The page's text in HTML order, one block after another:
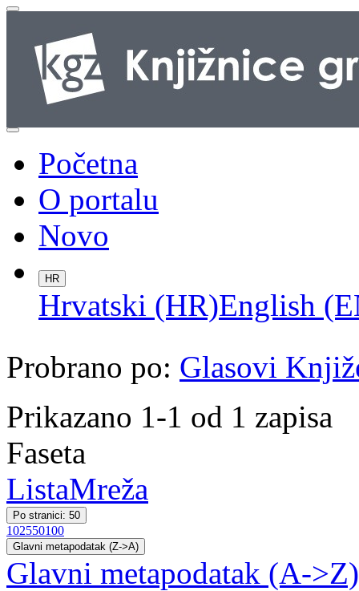
Početna
O portalu
Novo
HR
Hrvatski (HR)English
Probrano po: Glasovi
Prikazano 1-1 od 1 zapisa
Faseta
ListaMreža
Po stranici: 50
102550100
Glavni metapodatak (Z->A)
Glavni metapodatak (A->Z)